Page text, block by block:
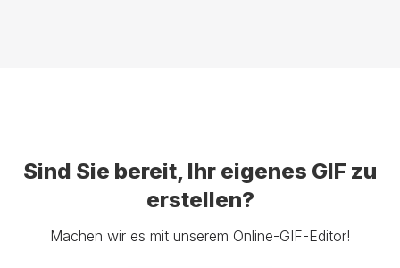
Sind Sie bereit, Ihr eigenes GIF zu
erstellen?
Machen wir es mit unserem Online-GIF-Editor!